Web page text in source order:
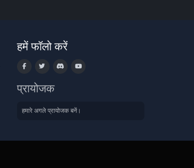
हमें फॉलो करें
प्रायोजक
हमारे अगले प्रायोजक बनें।